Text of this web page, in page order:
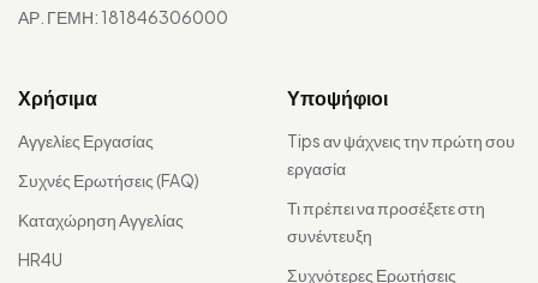
ΑΡ. ΓΕΜΗ: 181846306000
Χρήσιμα
Αγγελίες Εργασίας
Συχνές Ερωτήσεις (FAQ)
Καταχώρηση Αγγελίας
HR4U
Υποψήφιοι
Tips αν ψάχνεις την πρώτη σου
εργασία
Τι πρέπει να προσέξετε στη
συνέντευξη
Συχνότερες Ερωτήσεις